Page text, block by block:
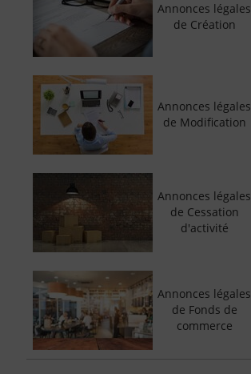
Annonces légales
de Création
Annonces légales
de Modification
Annonces légales
de Cessation
d'activité
Annonces légales
de Fonds de
commerce